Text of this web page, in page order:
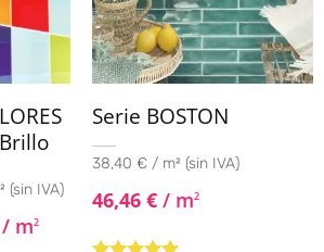
(sin IVA)
/ m2
Serie BOSTON
38,40 € / m² (sin IVA)
46,46 € / m2